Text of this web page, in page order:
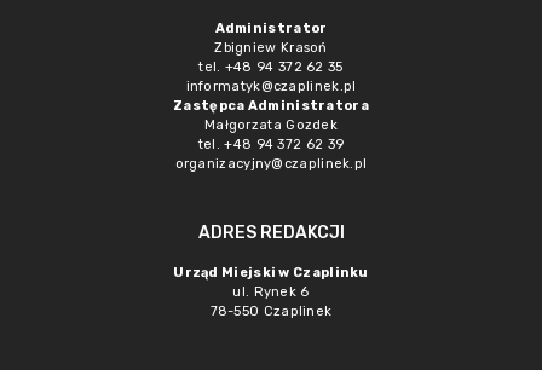
Administrator
Zbigniew Krasoń
tel. +48 94 372 62 35
informatyk@czaplinek.pl
Zastępca Administratora
Małgorzata Gozdek
tel. +48 94 372 62 39
organizacyjny@czaplinek.pl
ADRES REDAKCJI
Urząd Miejski w Czaplinku
ul. Rynek 6
78-550 Czaplinek